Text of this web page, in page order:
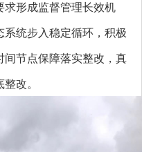
求形成监督管理长效机
统步入稳定循环，积极
间节点保障落实整改，真
改。